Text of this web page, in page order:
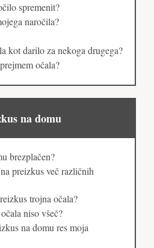
spremenit?
naročila?
kot darilo za nekoga drugega?
očala?
na domu
brezplačen?
preizkus več različnih
trojna očala?
niso všeč?
na domu res moja